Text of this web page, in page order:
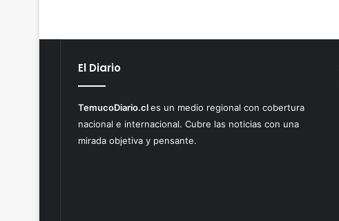
El Diario
TemucoDiario.cles un medio regional con cobertura
nacional e internacional. Cubre las noticias con una
mirada objetiva y pensante.